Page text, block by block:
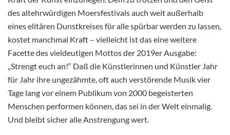
des altehrwürdigen Moersfestivals auch weit außerhalb
eines elitären Dunstkreises für alle spürbar werden zu lassen,
kostet manchmal Kraft – vielleicht ist das eine weitere
Facette des vieldeutigen Mottos der 2019er Ausgabe:
„Strengt euch an!“ Daß die Künstlerinnen und Künstler Jahr
für Jahr ihre ungezähmte, oft auch verstörende Musik vier
Tage lang vor einem Publikum von 2000 begeisterten
Menschen performen können, das sei in der Welt einmalig.
Und bleibt sicher alle Anstrengung wert.